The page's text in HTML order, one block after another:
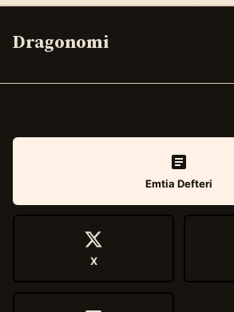
Dragonomi
Emtia Defteri
X